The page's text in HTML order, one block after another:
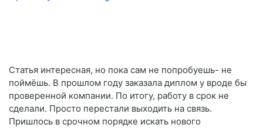
Статья интересная, но пока сам не попробуешь- не
поймёшь. В прошлом году заказала диплом у вроде бы
проверенной компании. По итогу, работу в срок не
сделали. Просто перестали выходить на связь.
Пришлось в срочном порядке искать нового